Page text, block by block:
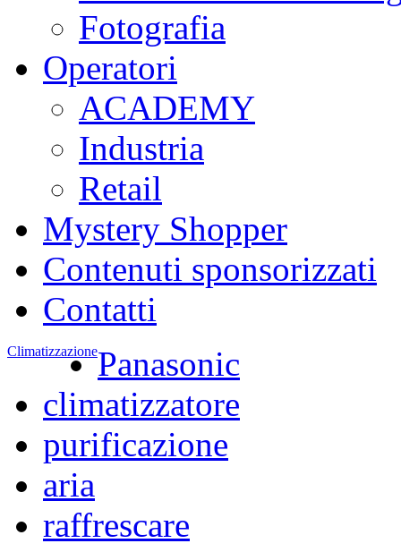
Fotografia
Operatori
ACADEMY
Industria
Retail
Mystery Shopper
Contenuti sponsorizzati
Contatti
ClimatizzazionePanasonic
climatizzatore
purificazione
aria
raffrescare